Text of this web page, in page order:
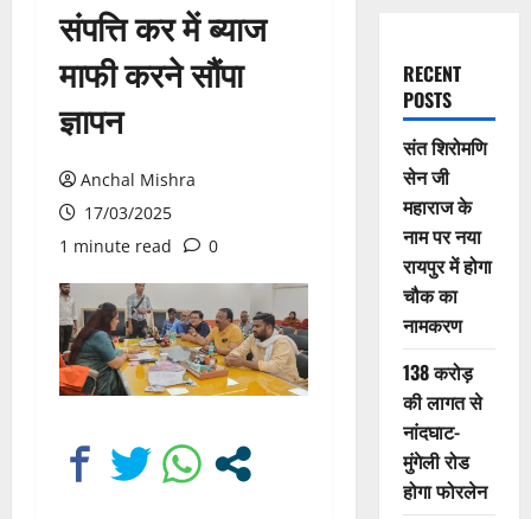
संपत्ति कर में ब्याज
माफी करने सौंपा
ज्ञापन
Anchal Mishra
17/03/2025
1 minute read
0
RECENT
POSTS
संत शिरोमणि
सेन जी
महाराज के
नाम पर नया
रायपुर में होगा
चौक का
नामकरण
138 करोड़
की लागत से
नांदघाट-
मुंगेली रोड
होगा फोरलेन